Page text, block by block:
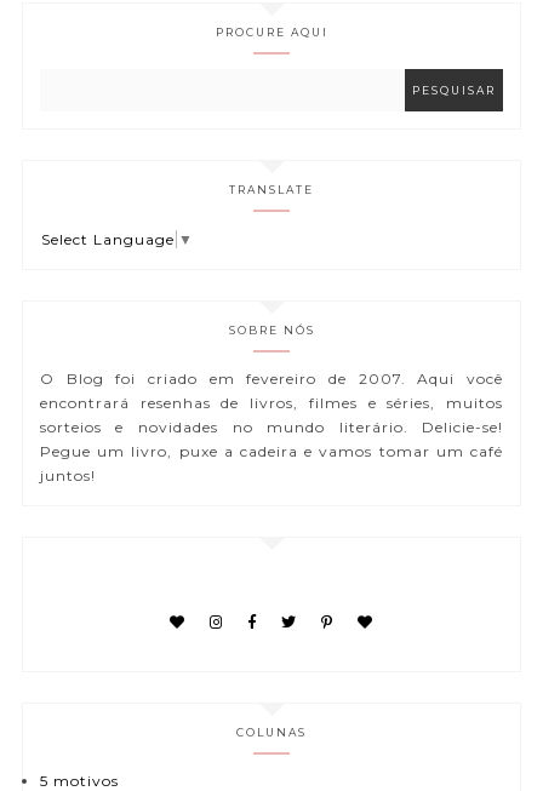
PROCURE AQUI
TRANSLATE
Select Language ▼
SOBRE NÓS
O Blog foi criado em fevereiro de 2007. Aqui você
encontrará resenhas de livros, filmes e séries, muitos
sorteios e novidades no mundo literário. Delicie-se!
Pegue um livro, puxe a cadeira e vamos tomar um café
juntos!
COLUNAS
5 motivos